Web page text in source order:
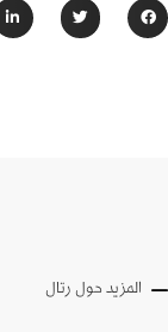
المزيد حول رتال